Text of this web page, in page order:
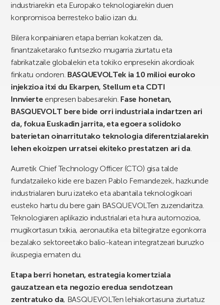
industriarekin eta Europako teknologiarekin duen
konpromisoa berresteko balio izan du.
Bilera konpainiaren etapa berrian kokatzen da,
finantzaketarako funtsezko mugarria ziurtatu eta
fabrikatzaile globalekin eta tokiko enpresekin akordioak
finkatu ondoren. BASQUEVOLTek ia 10 milioi euroko
injekzioa itxi du Ekarpen, Stellum eta CDTI
Innvierte enpresen babesarekin. Fase honetan,
BASQUEVOLT bere bide orri industriala indartzen ari
da, fokua Euskadin jarrita, eta egoera solidoko
baterietan oinarritutako teknologia diferentzialarekin
lehen ekoizpen urratsei ekiteko prestatzen ari da.
Aurretik Chief Technology Officer (CTO) gisa talde
fundatzaileko kide ere bazen Pablo Fernandezek, hazkunde
industrialaren buru izateko eta abantaila teknologikoari
eusteko hartu du bere gain BASQUEVOLTen zuzendaritza.
Teknologiaren aplikazio industrialari eta hura automozioa,
mugikortasun txikia, aeronautika eta biltegiratze egonkorra
bezalako sektoreetako balio-katean integratzeari buruzko
ikuspegia ematen du.
Etapa berri honetan, estrategia komertziala
gauzatzean eta negozio eredua sendotzean
zentratuko da, BASQUEVOLTen lehiakortasuna ziurtatuz